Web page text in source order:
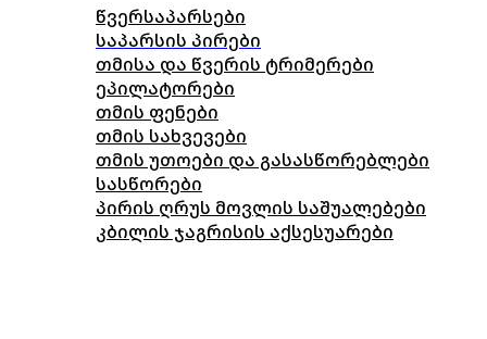
წვერსაპარსები
საპარსის პირები
თმისა და წვერის ტრიმერები
ეპილატორები
თმის ფენები
თმის სახვევები
თმის უთოები და გასასწორებლები
სასწორები
პირის ღრუს მოვლის საშუალებები
კბილის ჯაგრისის აქსესუარები